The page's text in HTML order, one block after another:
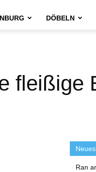
DÖBELN
fleißige
Ran